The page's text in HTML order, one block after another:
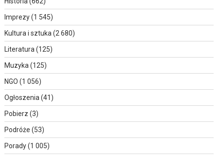
Imprezy(1 545)
Kultura i sztuka (2 680)
Literatura (125)
Muzyka (125)
NGO (1 056)
Ogłoszenia (41)
Pobierz (3)
Podróże (53)
Porady(1 005)